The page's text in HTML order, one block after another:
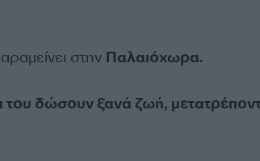
στην Παλαιόχωρα.
του δώσουν ξανά ζωή,